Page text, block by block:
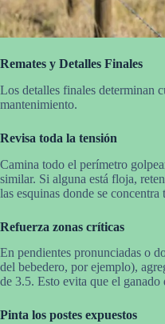
Remates y Detalles Finales
Los detalles finales determinan
mantenimiento.
Revisa toda la tensión
Camina todo el perímetro
similar. Si alguna está floja,
las esquinas donde se concentra
Refuerza zonas críticas
En pendientes pronunciadas o
del bebedero, por ejemplo),
de 3.5. Esto evita que el ganado
Pinta los postes expuestos